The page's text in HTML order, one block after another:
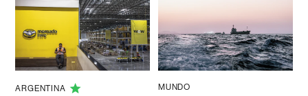
ARGENTINA MUNDO